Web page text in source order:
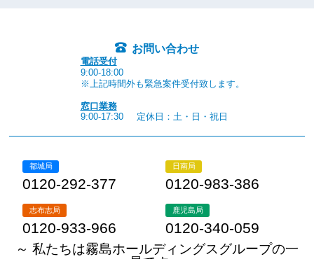
お問い合わせ
電話受付
9:00-18:00
※上記時間外も緊急案件受付致します。
窓口業務
9:00-17:30
定休日：土・日・祝日
都城局
0120-292-377
日南局
0120-983-386
志布志局
0120-933-966
鹿児島局
0120-340-059
～ 私たちは霧島ホールディングスグループの一